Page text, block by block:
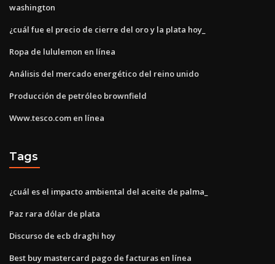
washington
¿cuál fue el precio de cierre del oro y la plata hoy_
Ropa de lululemon en línea
Análisis del mercado energético del reino unido
Producción de petróleo brownfield
Www.tesco.com en línea
Tags
¿cuál es el impacto ambiental del aceite de palma_
Paz rara dólar de plata
Discurso de ecb draghi hoy
Best buy mastercard pago de facturas en línea